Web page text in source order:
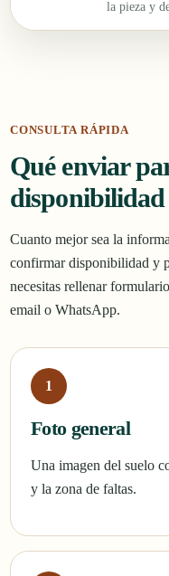
la pieza y
CONSULTA RÁPIDA
Qué enviar
disponibilidad
Cuanto mejor sea la
confirmar disponibilidad y
necesitas rellenar
email o WhatsApp.
Foto general
Una imagen del suelo
y la zona de faltas.